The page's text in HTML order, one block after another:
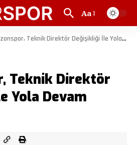
Aa
Teknik Direktör Değişikliği İle Yola Devam Ediyor
Teknik Direktör
Yola Devam